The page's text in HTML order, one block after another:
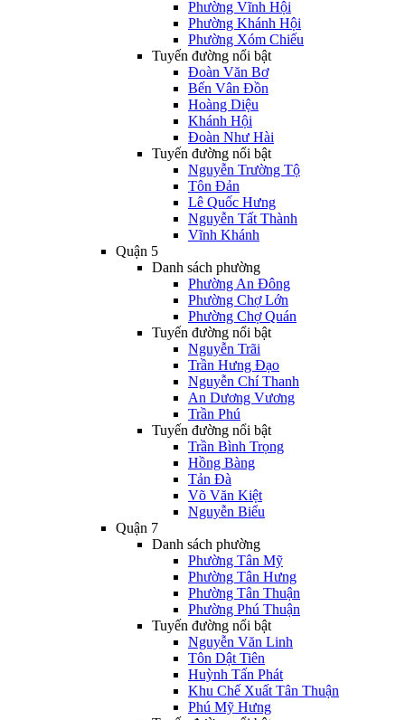
Phường Vĩnh Hội
Phường Khánh Hội
Phường Xóm Chiếu
Tuyến đường nổi bật
Đoàn Văn Bơ
Bến Vân Đồn
Hoàng Diệu
Khánh Hội
Đoàn Như Hài
Tuyến đường nổi bật
Nguyễn Trường Tộ
Tôn Đản
Lê Quốc Hưng
Nguyễn Tất Thành
Vĩnh Khánh
Quận 5
Danh sách phường
Phường An Đông
Phường Chợ Lớn
Phường Chợ Quán
Tuyến đường nổi bật
Nguyễn Trãi
Trần Hưng Đạo
Nguyễn Chí Thanh
An Dương Vương
Trần Phú
Tuyến đường nổi bật
Trần Bình Trọng
Hồng Bàng
Tản Đà
Võ Văn Kiệt
Nguyễn Biểu
Quận 7
Danh sách phường
Phường Tân Mỹ
Phường Tân Hưng
Phường Tân Thuận
Phường Phú Thuận
Tuyến đường nổi bật
Nguyễn Văn Linh
Tôn Dật Tiên
Huỳnh Tấn Phát
Khu Chế Xuất Tân Thuận
Phú Mỹ Hưng